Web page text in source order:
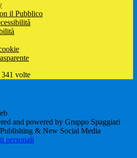
il Pubblico
341 volte
and powered by Gruppo Spaggiari
& New Social Media
personali